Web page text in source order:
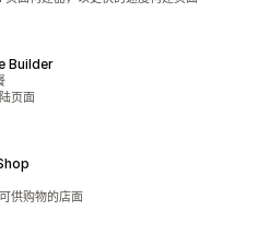
Builder
页面
供购物的店面